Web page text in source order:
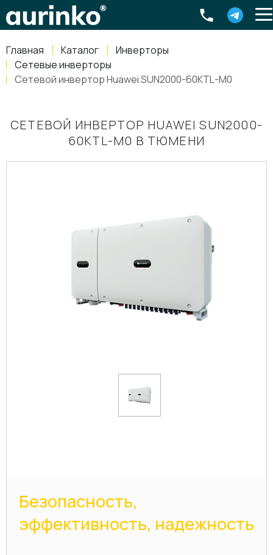
Главная Каталог
Инверторы
Сетевые инверторы
Сетевой инвертор Huawei SUN2000-60KTL-M0
СЕТЕВОЙ ИНВЕРТОР HUAWEI SUN2000-
60KTL-M0 В ТЮМЕНИ
Безопасность,
эффективность, надежность
Россия, Свердловская область Екатеринбург ,
8-800-770-79-40